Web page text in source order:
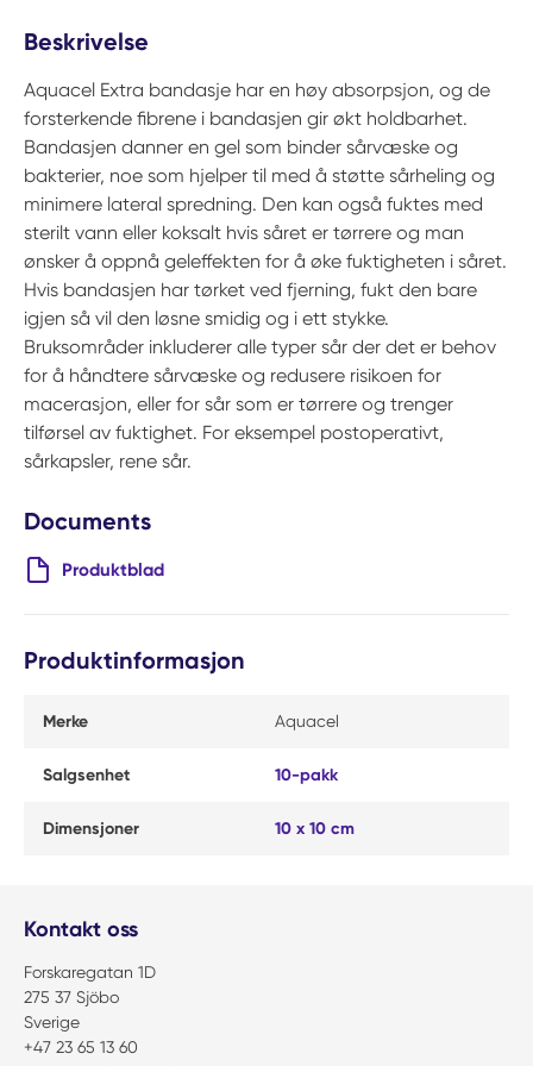
Beskrivelse
Aquacel Extra bandasje har en høy absorpsjon, og de
forsterkende fibrene i bandasjen gir økt holdbarhet.
Bandasjen danner en gel som binder sårvæske og
bakterier, noe som hjelper til med å støtte sårheling og
minimere lateral spredning. Den kan også fuktes med
sterilt vann eller koksalt hvis såret er tørrere og man
ønsker å oppnå geleffekten for å øke fuktigheten i såret.
Hvis bandasjen har tørket ved fjerning, fukt den bare
igjen så vil den løsne smidig og i ett stykke.
Bruksområder inkluderer alle typer sår der det er behov
for å håndtere sårvæske og redusere risikoen for
macerasjon, eller for sår som er tørrere og trenger
tilførsel av fuktighet. For eksempel postoperativt,
sårkapsler, rene sår.
Documents
Produktblad
Produktinformasjon
Merke Aquacel
Salgsenhet 10-pakk
Dimensjoner 10 x 10 cm
Kontakt oss
Forskaregatan 1D
275 37 Sjöbo
Sverige
+47 23 65 13 60